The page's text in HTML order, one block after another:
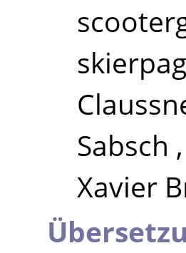
Sabsch ,
Xavier